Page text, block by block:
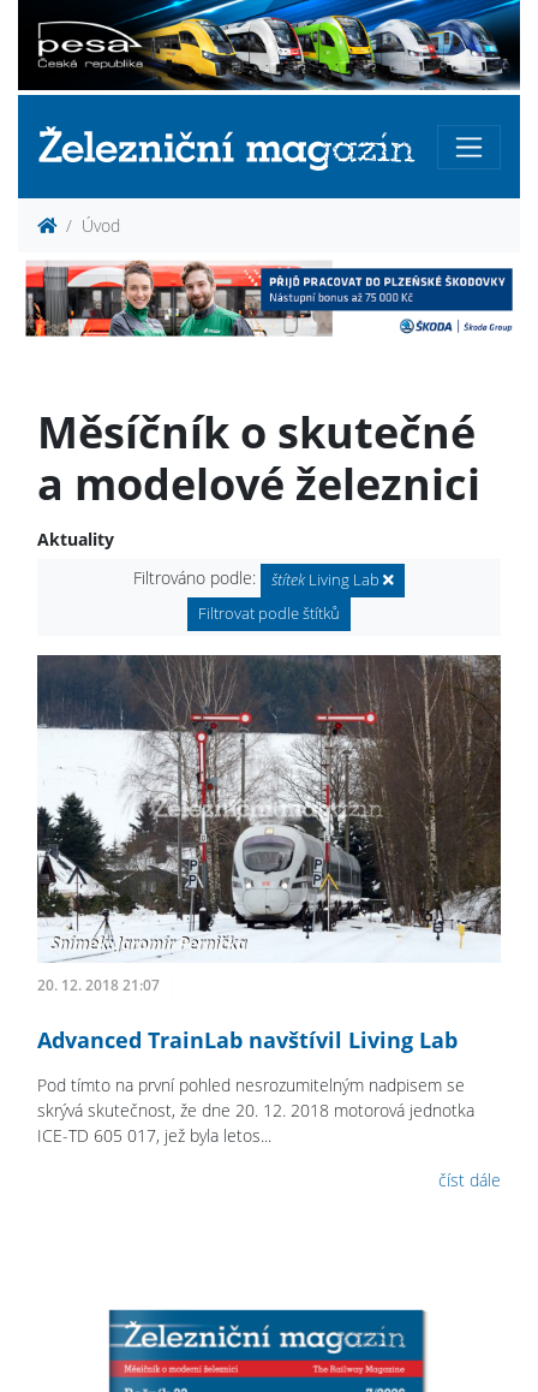
Úvod
Měsíčník o skutečné
a modelové železnici
Aktuality
Filtrováno podle:
štítek Living Lab
Filtrovat podle štítků
20. 12. 2018 21:07
Advanced TrainLab navštívil Living Lab
Pod tímto na první pohled nesrozumitelným nadpisem se
skrývá skutečnost, že dne 20. 12. 2018 motorová jednotka
ICE-TD 605 017, jež byla letos...
číst dále